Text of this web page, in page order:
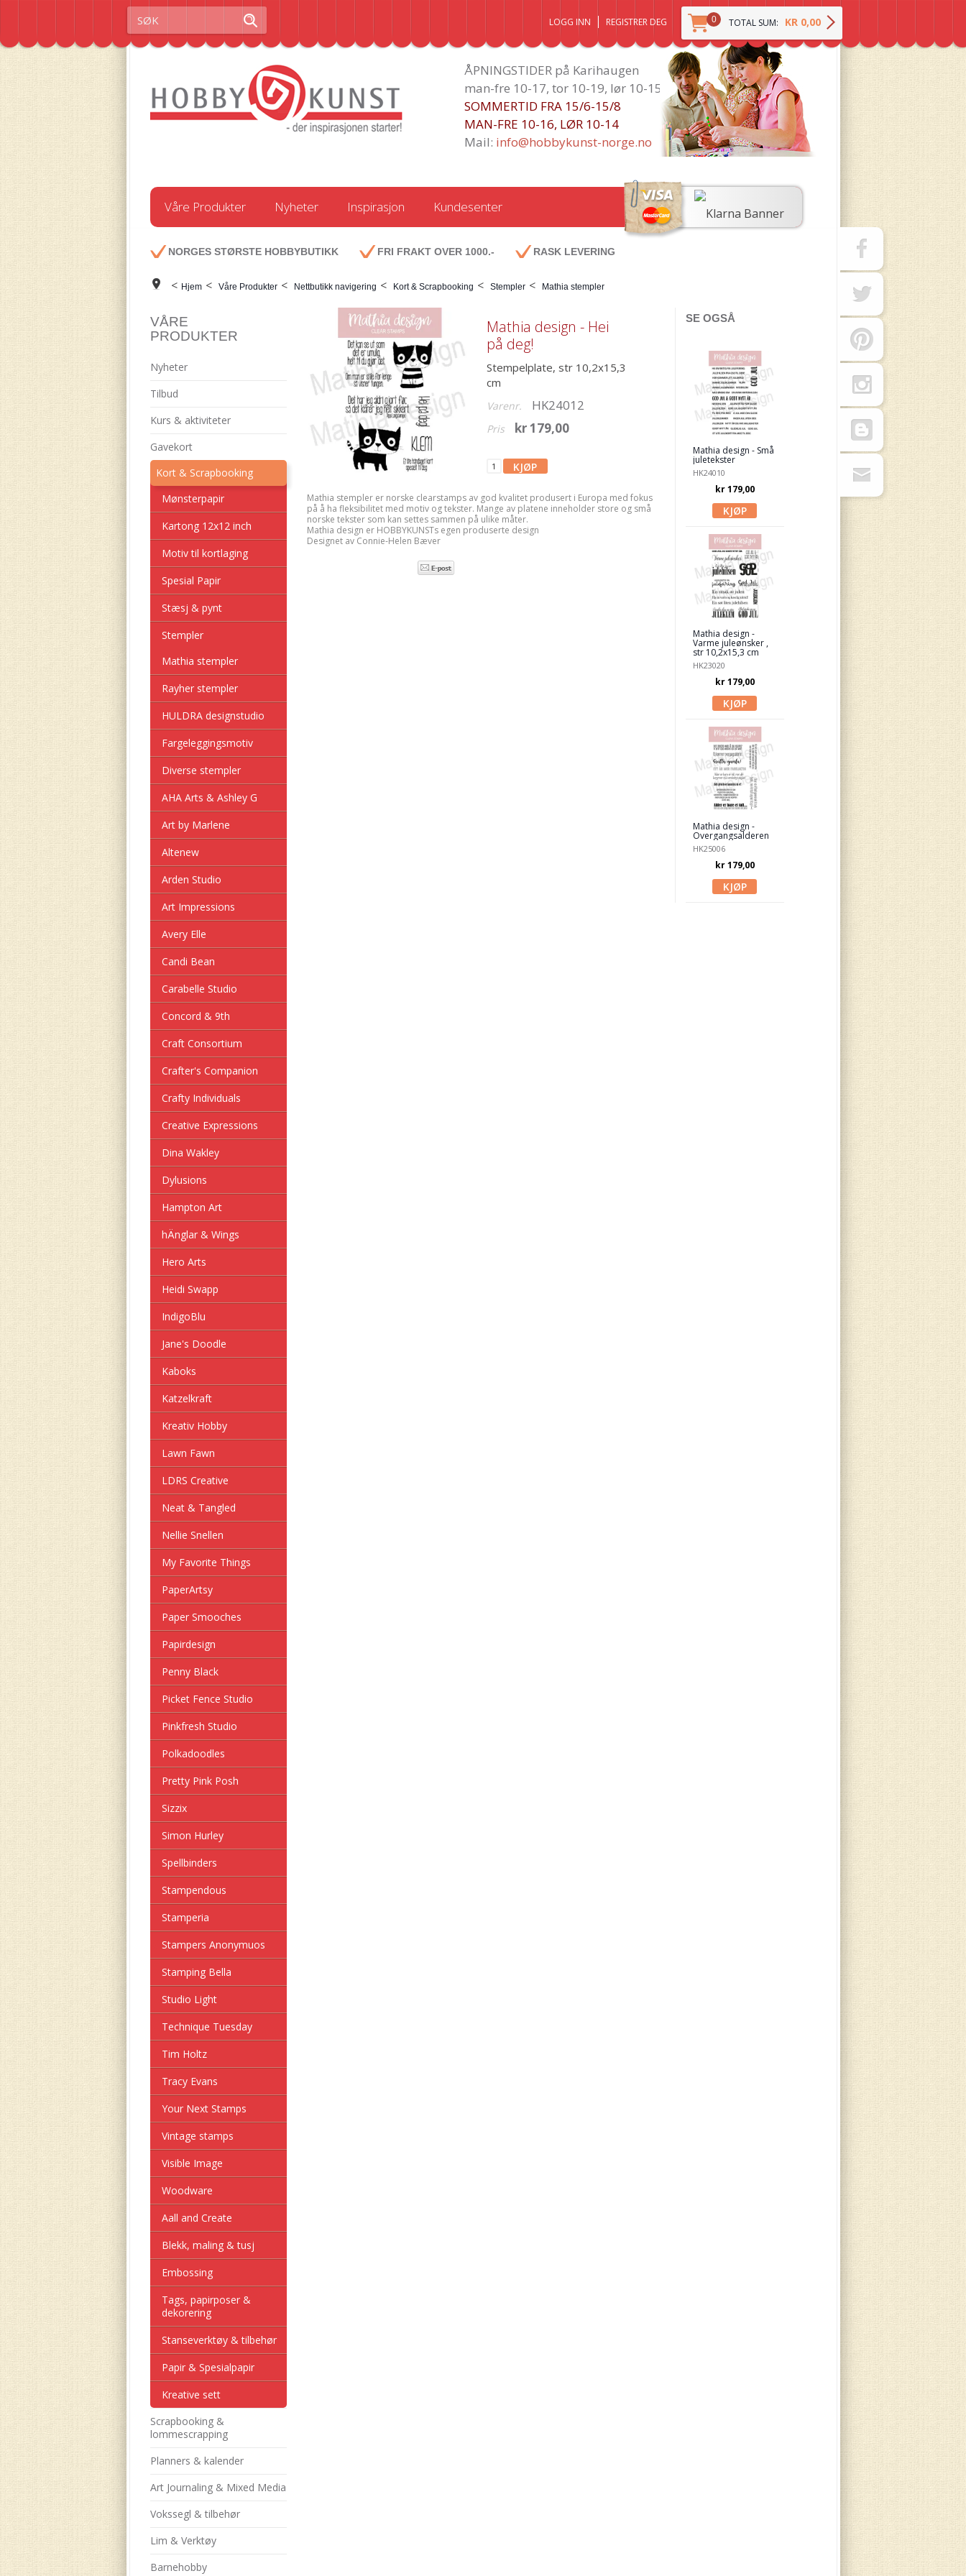
0 TOTAL SUM: KR 0,00
LOGG INN REGISTRER DEG
ÅPNINGSTIDER på Karihaugen
man-fre 10-17, tor 10-19, lør 10-15
SOMMERTID FRA 15/6-15/8
MAN-FRE 10-16, LØR 10-14
Mail: info@hobbykunst-norge.no
Våre Produkter Nyheter Inspirasjon Kundesenter
NORGES STØRSTE HOBBYBUTIKK FRI FRAKT OVER 1000.- RASK LEVERING
< Hjem < Våre Produkter < Nettbutikk navigering < Kort & Scrapbooking < Stempler < Mathia stempler
VÅRE
PRODUKTER
Nyheter
Tilbud
Kurs & aktiviteter
Gavekort
Kort & Scrapbooking
Mønsterpapir
Kartong 12x12 inch
Motiv til kortlaging
Spesial Papir
Stæsj & pynt
Stempler
Mathia stempler
Rayher stempler
HULDRA designstudio
Fargeleggingsmotiv
Diverse stempler
AHA Arts & Ashley G
Art by Marlene
Altenew
Arden Studio
Art Impressions
Avery Elle
Candi Bean
Carabelle Studio
Concord & 9th
Craft Consortium
Crafter's Companion
Crafty Individuals
Creative Expressions
Dina Wakley
Dylusions
Hampton Art
hÄnglar & Wings
Hero Arts
Heidi Swapp
IndigoBlu
Jane's Doodle
Kaboks
Katzelkraft
Kreativ Hobby
Lawn Fawn
LDRS Creative
Neat & Tangled
Nellie Snellen
My Favorite Things
PaperArtsy
Paper Smooches
Papirdesign
Penny Black
Picket Fence Studio
Pinkfresh Studio
Polkadoodles
Pretty Pink Posh
Sizzix
Simon Hurley
Spellbinders
Stampendous
Stamperia
Stampers Anonymuos
Stamping Bella
Studio Light
Technique Tuesday
Tim Holtz
Tracy Evans
Your Next Stamps
Vintage stamps
Visible Image
Woodware
Aall and Create
Blekk, maling & tusj
Embossing
Tags, papirposer &
dekorering
Stanseverktøy & tilbehør
Papir & Spesialpapir
Kreative sett
Scrapbooking &
lommescrapping
Planners & kalender
Art Journaling & Mixed Media
Vokssegl & tilbehør
Lim & Verktøy
Barnehobby
Mathia design - Hei
på deg!
Stempelplate, str 10,2x15,3
cm
Varenr. HK24012
Pris kr 179,00
Mathia stempler er norske clearstamps av god kvalitet produsert i Europa med fokus
på å ha fleksibilitet med motiv og tekster. Mange av platene inneholder store og små
norske tekster som kan settes sammen på ulike måter.
Mathia design er HOBBYKUNSTs egen produserte design
Designet av Connie-Helen Bæver
SE OGSÅ
Mathia design - Små
juletekster
HK24010
kr 179,00
Mathia design -
Varme juleønsker ,
str 10,2x15,3 cm
HK23020
kr 179,00
Mathia design -
Overgangsalderen
HK25006
kr 179,00